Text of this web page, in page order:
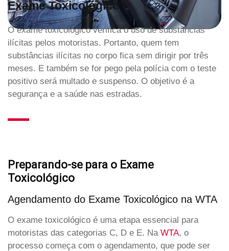
Exame Toxicológico
O exame toxicológico verifica o uso de substâncias
ilícitas pelos motoristas. Portanto, quem tem
substâncias ilícitas no corpo fica sem dirigir por três
meses. E também se for pego pela polícia com o teste
positivo será multado e suspenso. O objetivo é a
segurança e a saúde nas estradas.
Preparando-se para o Exame
Toxicológico
Agendamento do Exame Toxicológico na WTA
O exame toxicológico é uma etapa essencial para
motoristas das categorias C, D e E. Na WTA, o
processo começa com o agendamento, que pode ser